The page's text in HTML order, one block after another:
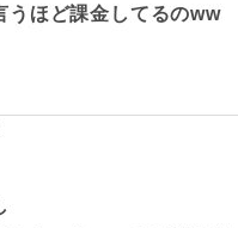
うほど課金してるのww